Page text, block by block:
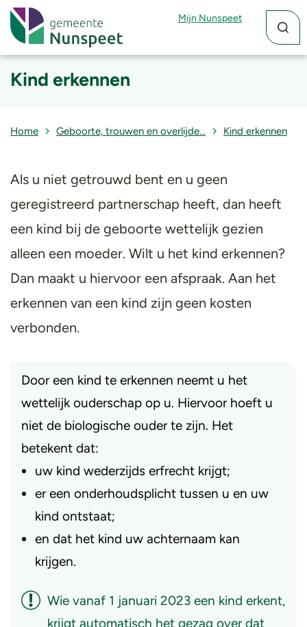
Mijn Nunspeet
Kind erkennen
Home Geboorte, trouwen en overlijde… Kind erkennen
Als u niet getrouwd bent en u geen
geregistreerd partnerschap heeft, dan heeft
een kind bij de geboorte wettelijk gezien
alleen een moeder. Wilt u het kind erkennen?
Dan maakt u hiervoor een afspraak. Aan het
erkennen van een kind zijn geen kosten
verbonden.
Door een kind te erkennen neemt u het
wettelijk ouderschap op u. Hiervoor hoeft u
niet de biologische ouder te zijn. Het
betekent dat:
uw kind wederzijds erfrecht krijgt;
er een onderhoudsplicht tussen u en uw
kind ontstaat;
en dat het kind uw achternaam kan
krijgen.
Wie vanaf 1 januari 2023 een kind erkent,
krijgt automatisch het gezag over dat